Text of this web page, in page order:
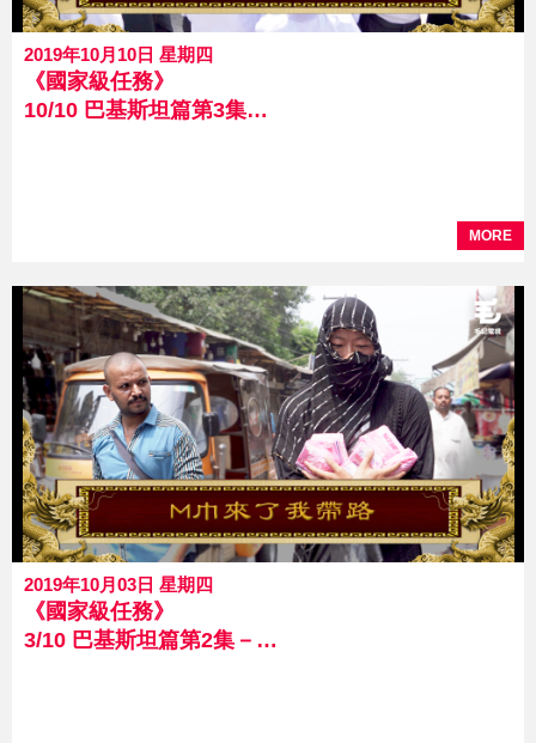
2019年10月10日 星期四
《國家級任務》
10/10 巴基斯坦篇第3集－性教育強中學
MORE
2019年10月03日 星期四
《國家級任務》
3/10 巴基斯坦篇第2集－M巾來了我帶路